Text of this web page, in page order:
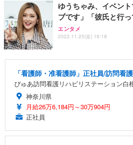
ゆうちゃみ、イベン
ブです」「彼氏と行っ
エンタメ
2022.11.25(金) 16:18
「看護師・准看護師」正社員/訪問看
ぴゅあ訪問看護リハビリステーション白
神奈川県
月給26万6,184円～30万904円
正社員